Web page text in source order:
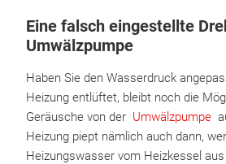
Eine falsch eingestellte
Umwälzpumpe
Haben Sie den Wasserdruck
Heizung entlüftet, bleibt noch die
Geräusche von der Umwälzpumpe
Heizung piept nämlich auch dann,
Heizungswasser vom Heizkessel